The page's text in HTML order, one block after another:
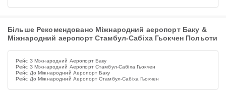
Більше Рекомендовано Міжнародний аеропорт Баку &
Міжнародний аеропорт Стамбул-Сабіха Гьокчен Польоти
Рейс З Міжнародний Аеропорт Баку
Рейс З Міжнародний Аеропорт Стамбул-Сабіха Гьокчен
Рейс До Міжнародний Аеропорт Баку
Рейс До Міжнародний Аеропорт Стамбул-Сабіха Гьокчен